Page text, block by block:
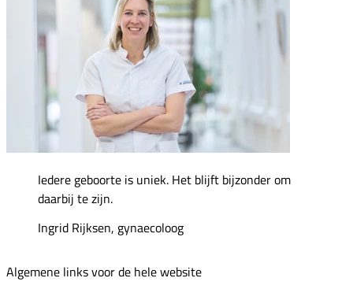
Iedere geboorte is uniek. Het blijft bijzonder om
daarbij te zijn.
Ingrid Rijksen, gynaecoloog
Algemene links voor de hele website